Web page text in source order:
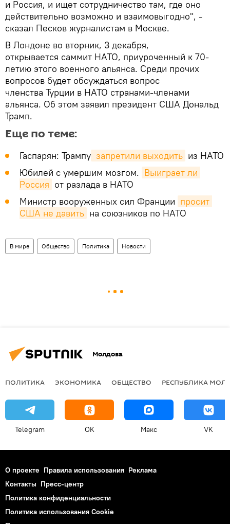
и Россия, и ищет сотрудничество там, где оно
действительно возможно и взаимовыгодно", -
сказал Песков журналистам в Москве.
В Лондоне во вторник, 3 декабря,
открывается саммит НАТО, приуроченный к 70-
летию этого военного альянса. Среди прочих
вопросов будет обсуждаться вопрос
членства Турции в НАТО странами-членами
альянса. Об этом заявил президент США Дональд
Трамп.
Еще по теме:
Гаспарян: Трампу запретили выходить из НАТО
Юбилей с умершим мозгом. Выиграет ли
Россия от разлада в НАТО
Министр вооруженных сил Франции просит
США не давить на союзников по НАТО
В мире Общество Политика Новости
Молдова
ПОЛИТИКА ЭКОНОМИКА ОБЩЕСТВО РЕСПУБЛИКА
Telegram OK Макс VK
О проекте Правила использования Реклама
Контакты Пресс-центр
Политика конфиденциальности
Политика использования Cookie